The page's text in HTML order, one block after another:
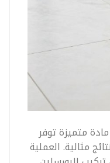
متميزة توفر
مثالية. العملية